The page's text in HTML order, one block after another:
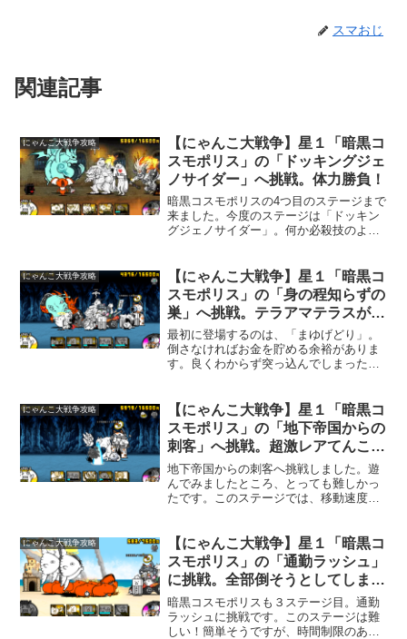
スマおじ
関連記事
にゃんこ大戦争攻略
【にゃんこ大戦争】星１「暗黒コ
スモポリス」の「ドッキングジェ
ノサイダー」へ挑戦。体力勝負！
暗黒コスモポリスの4つ目のステージまで
来ました。今度のステージは「ドッキン
グジェノサイダー」。何か必殺技のよう
す。1度敗北してしまいました。私、波動
無効キャラ持っていな...
にゃんこ大戦争攻略
【にゃんこ大戦争】星１「暗黒コ
スモポリス」の「身の程知らずの
巣」へ挑戦。テラアマテラスが大
活躍。
最初に登場するのは、「まゆげどり」。
倒さなければお金を貯める余裕がありま
す。良くわからず突っ込んでしまった
か、城を叩いたら敵がどさっと出てきま
した(^^;)。赤い敵、黒...
にゃんこ大戦争攻略
【にゃんこ大戦争】星１「暗黒コ
スモポリス」の「地下帝国からの
刺客」へ挑戦。超激レアてんこも
りで何とか勝てました。
地下帝国からの刺客へ挑戦しました。遊
んでみましたところ、とっても難しかっ
たです。このステージでは、移動速度の
り（笑）。お金を貯める余裕がないの
で、ネコボンを使用。最初に...
にゃんこ大戦争攻略
【にゃんこ大戦争】星１「暗黒コ
スモポリス」の「通勤ラッシュ」
に挑戦。全部倒そうとしてしまい
ましたよ～。
暗黒コスモポリスも３ステージ目。通勤
ラッシュに挑戦です。このステージは難
しい！簡単そうですが、時間制限のある